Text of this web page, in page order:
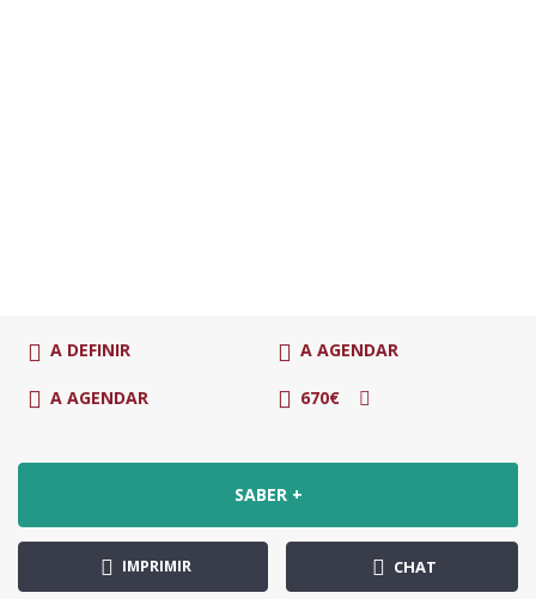
A DEFINIR A AGENDAR
A AGENDAR 670€
SABER +
IMPRIMIR CHAT